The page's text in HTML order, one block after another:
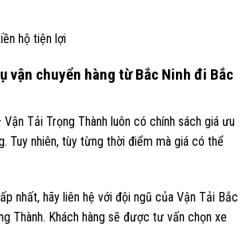
hộ tiện lợi
vận chuyển hàng từ Bắc Ninh đi Bắc
Tải Trọng Thành luôn có chính sách giá ưu
Tuy nhiên, tùy từng thời điểm mà giá có thể
nhất, hãy liên hệ với đội ngũ của Vận Tải Bắc
Thành. Khách hàng sẽ được tư vấn chọn xe